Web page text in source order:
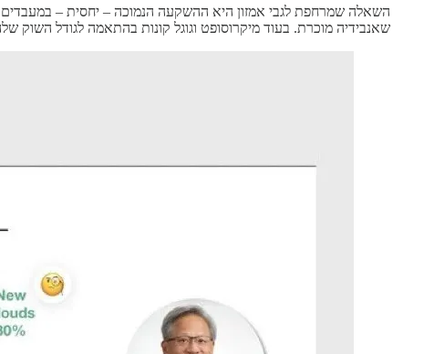
שאנבידיה מוכרת. בעוד מיקרוסופט וגוגל קונות בהתאמה לגודל